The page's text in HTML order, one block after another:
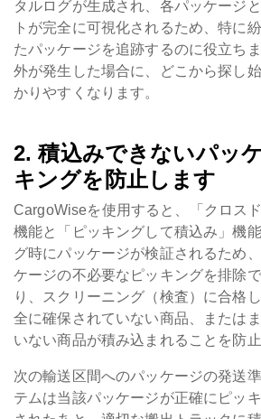
タルログが生成され、各パッケージ
トが完全に可視化されるため、特に
たパッケージを追跡するのに役立ち
外が発生した場合に、どこから探し
かりやすくなります。
2. 積込みできないパッ
キングを防止します
CargoWiseを使用すると、「クロス
機能と「ピッキングして積込み」機
グ時にパッケージが検証されるため
ケージの不必要なピッキングを排除
り、スクリーニング（検査）に合格
全に確保されていない商品、または
いない商品が積み込まれることを防止
次の輸送区間へのパッケージの発送
テムは当該パッケージが正確にピッ